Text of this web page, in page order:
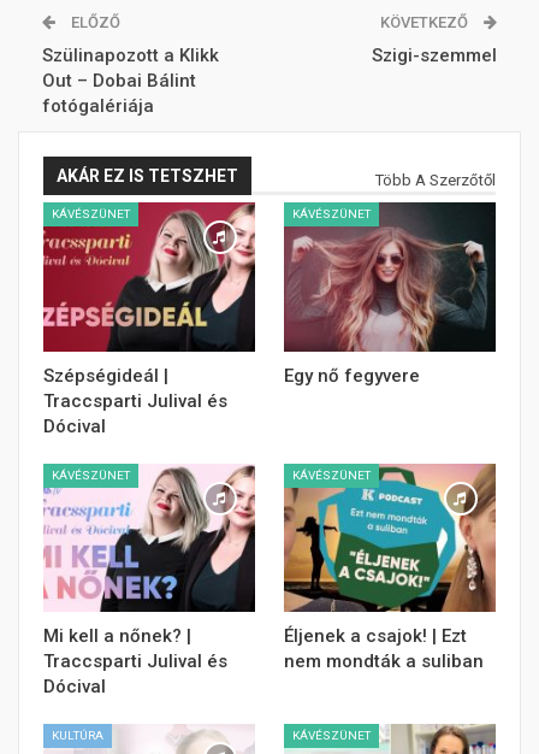
ELŐZŐ
Szülinapozott a Klikk
Out – Dobai Bálint
fotógalériája
KÖVETKEZŐ
Szigi-szemmel
AKÁR EZ IS TETSZHET Több A Szerzőtől
KÁVÉSZÜNET
Szépségideál |
Traccsparti Julival és
Dócival
KÁVÉSZÜNET
Egy nő fegyvere
KÁVÉSZÜNET
Mi kell a nőnek? |
Traccsparti Julival és
Dócival
KÁVÉSZÜNET
Éljenek a csajok! | Ezt
nem mondták a suliban
KULTÚRA KÁVÉSZÜNET